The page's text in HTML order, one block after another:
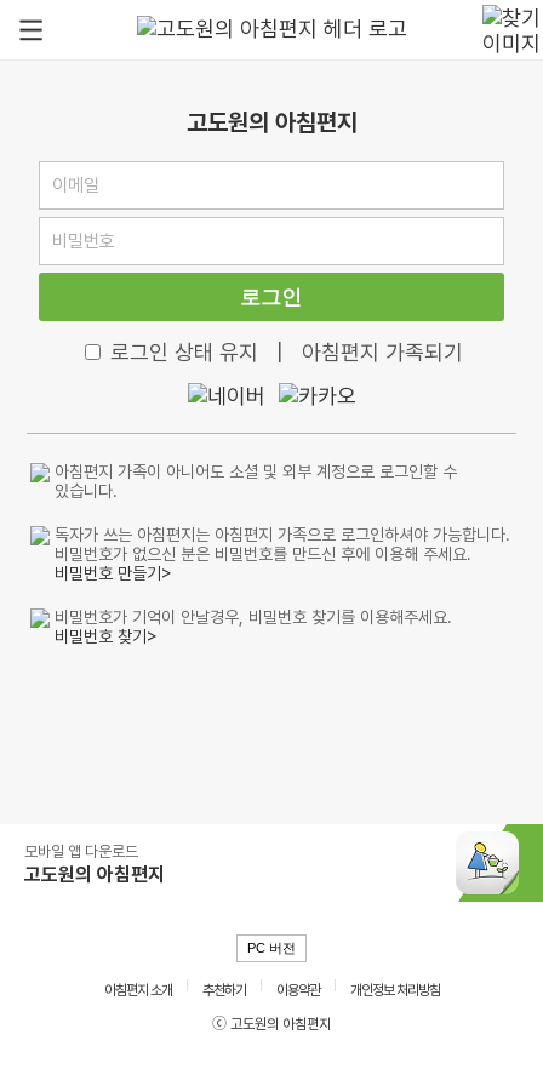
고도원의 아침편지
로그인
로그인 상태 유지 아침편지 가족되기
아침편지 가족이 아니어도 소셜 및 외부 계정으로 로그인할 수
있습니다.
독자가 쓰는 아침편지는 아침편지 가족으로 로그인하셔야 가능합니다.
비밀번호가 없으신 분은 비밀번호를 만드신 후에 이용해 주세요.
비밀번호 만들기>
비밀번호가 기억이 안날경우, 비밀번호 찾기를 이용해주세요.
비밀번호 찾기>
모바일 앱 다운로드
고도원의 아침편지
PC 버전
아침편지 소개 추천하기 이용약관
개인정보 처리방침
ⓒ 고도원의 아침편지